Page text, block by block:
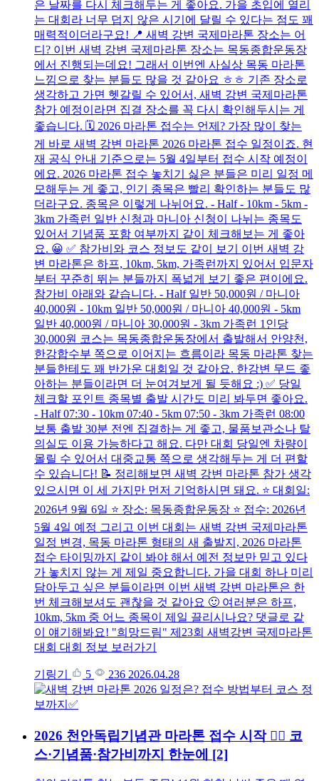
은 날짜를 다시 체크해두는 게 좋아요. 가을 초입에 열리
는 대회라 너무 덥지 않은 시기에 달릴 수 있다는 점도 꽤
매력적이더라구요! 📍 새벽 강변 국제마라톤 장소는 어
디? 이번 새벽 강변 국제마라톤 장소는 목동종합운동장
에서 진행되는데요! 그래서 이번엔 사실상 목동 마라톤
느낌으로 찾는 분들도 많을 것 같아요 ㅎㅎ 기존 장소로
생각하고 가면 헷갈릴 수 있어서, 새벽 강변 국제마라톤
참가 예정이라면 집결 장소를 꼭 다시 확인해두시는 게
좋습니다. 🗓️ 2026 마라톤 접수는 언제? 가장 많이 찾는
게 바로 새벽 강변 마라톤 2026 마라톤 접수 일정이죠. 현
재 공식 안내 기준으로는 5월 4일부터 접수 시작 예정이
에요. 2026 마라톤 접수 놓치기 싫은 분들은 미리 일정 메
모해두는 게 좋고, 인기 종목은 빨리 확인하는 분들도 많
더라구요. 종목은 이렇게 나뉘어요. - Half - 10km - 5km -
3km 가족런 일반 신청과 마니아 신청이 나뉘는 종목도
있어서 기념품 포함 여부까지 같이 체크해보는 게 좋아
요. 😀 ✅ 참가비와 코스 정보도 같이 보기 이번 새벽 강
변 마라톤은 하프, 10km, 5km, 가족런까지 있어서 입문자
부터 꾸준히 뛰는 분들까지 폭넓게 보기 좋은 편이에요.
참가비 아래와 같습니다. - Half 일반 50,000원 / 마니아
40,000원 - 10km 일반 50,000원 / 마니아 40,000원 - 5km
일반 40,000원 / 마니아 30,000원 - 3km 가족런 1인당
30,000원 코스는 목동종합운동장에서 출발해서 안양천,
한강합수부 쪽으로 이어지는 흐름이라 목동 마라톤 찾는
분들한테도 꽤 반가운 대회일 것 같아요. 한강변 무드 좋
아하는 분들이라면 더 눈여겨보게 될 듯해요 :) ✅ 당일
체크할 포인트 종목별 출발 시간도 미리 봐두면 좋아요.
- Half 07:30 - 10km 07:40 - 5km 07:50 - 3km 가족런 08:00
보통 출발 30분 전엔 집결하는 게 좋고, 물품보관소나 탈
의실도 이용 가능하다고 해요. 다만 대회 당일엔 차량이
몰릴 수 있어서 대중교통 쪽으로 생각해두는 게 더 편할
수 있습니다! 📝 정리해보면 새벽 강변 마라톤 참가 생각
있으시면 이 세 가지만 먼저 기억하시면 돼요. ⭐ 대회일:
2026년 9월 6일 ⭐ 장소: 목동종합운동장 ⭐ 접수: 2026년
5월 4일 예정 그리고 이번 대회는 새벽 강변 국제마라톤
일정 변경, 목동 마라톤 형태의 새 출발지, 2026 마라톤
접수 타이밍까지 같이 봐야 해서 예전 정보만 믿고 있다
가 놓치지 않는 게 제일 중요합니다. 가을 대회 하나 미리
담아두고 싶은 분들이라면 이번 새벽 강변 마라톤은 한
번 체크해보셔도 괜찮을 것 같아요 🙂 여러분은 하프,
10km, 5km 중 어느 종목이 제일 끌리시나요? 댓글로 같
이 얘기해봐요! "희망드림" 제23회 새벽강변 국제마라톤
대회 대회 정보 보러가기
기링기 5 236 2026.04.28
2026 천안독립기념관 마라톤 접수 시작 🏃‍♂️ 코
스·기념품·참가비까지 한눈에 [2]